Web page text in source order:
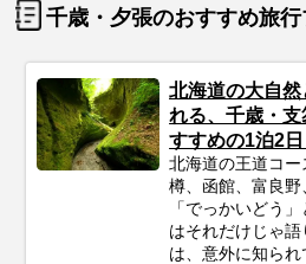
千歳・夕張のおすすめ旅
北海道の大自
れる、千歳・
すすめの1泊2
北海道の王道コ
樽、函館、富良
「でっかいどう
はそれだけじゃ
は、意外に知ら